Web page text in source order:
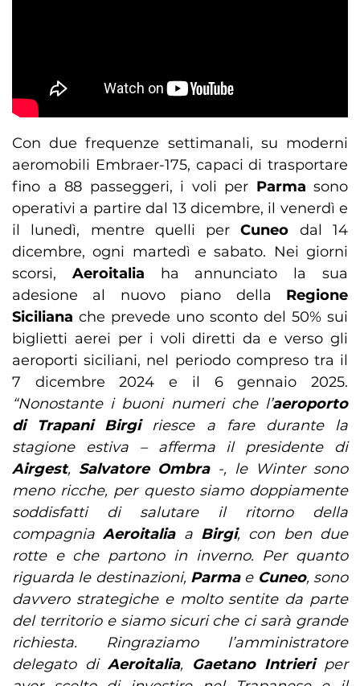
Con due frequenze settimanali, su moderni
aeromobili Embraer-175, capaci di trasportare
fino a 88 passeggeri, i voli per Parma sono
operativi a partire dal 13 dicembre, il venerdì e
il lunedì, mentre quelli perCuneo dal 14
dicembre, ogni martedì e sabato. Nei giorni
scorsi, Aeroitalia ha annunciato la sua
adesione al nuovo piano della Regione
Siciliana che prevede uno sconto del 50% sui
biglietti aerei per i voli diretti da e verso gli
aeroporti siciliani, nel periodo compreso tra il
7 dicembre 2024 e il 6 gennaio 2025.
“Nonostante i buoni numeri che l’aeroporto
di Trapani Birgi riesce a fare durante la
stagione estiva – afferma il presidente di
Airgest, Salvatore Ombra-, le Winter sono
meno ricche, per questo siamo doppiamente
soddisfatti di salutare il ritorno della
compagniaAeroitaliaa Birgi, con ben due
rotte e che partono in inverno. Per quanto
riguarda le destinazioni, Parmae Cuneo, sono
davvero strategiche e molto sentite da parte
del territorio e siamo sicuri che ci sarà grande
richiesta. Ringraziamo l’amministratore
delegato di Aeroitalia, Gaetano Intrieriper